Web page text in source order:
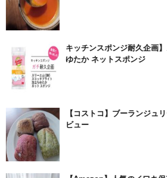
キッチンスポンジ耐久企画
ゆたか ネットスポンジ
【コストコ】ブーランジュ
ビュー